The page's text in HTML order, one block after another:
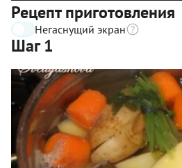
Рецепт приготовления
Негаснущий экран
Шаг 1